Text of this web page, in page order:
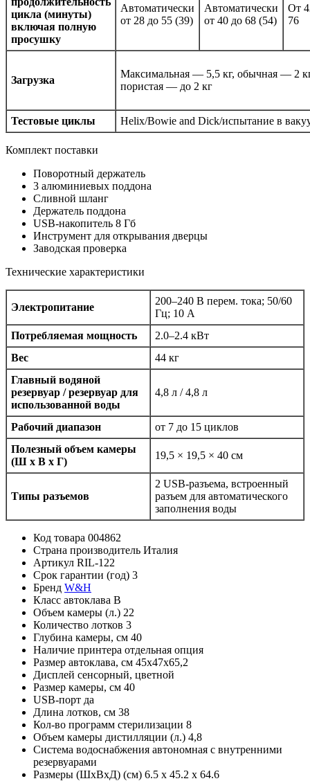
цикла (минуты)
включая полную
просушку
Автоматически
от 28 до 55 (39)
Автоматически
от 40 до 68 (54)
От
76
Загрузка
Максимальная — 5,5 кг, обычная — 2
пористая — до 2 кг
Тестовые циклы Helix/Bowie and Dick/испытание в
Комплект поставки
Поворотный держатель
3 алюминиевых поддона
Сливной шланг
Держатель поддона
USB-накопитель 8 Гб
Инструмент для открывания дверцы
Заводская проверка
Технические характеристики
Электропитание
200–240 В перем. тока; 50/60
Гц; 10 А
Потребляемая мощность
2.0–2.4 кВт
Вес
44 кг
Главный водяной
резервуар / резервуар для
использованной воды
4,8 л / 4,8 л
Рабочий диапазон
от 7 до 15 циклов
Полезный объем камеры
(Ш х В х Г)
19,5 × 19,5 × 40 см
Типы разъемов
2 USB-разъема, встроенный
разъем для автоматического
заполнения воды
Код товара 004862
Страна производитель Италия
Артикул RIL-122
Срок гарантии (год) 3
Бренд W&H
Класс автоклава B
Объем камеры (л.) 22
Количество лотков 3
Глубина камеры, см 40
Наличие принтера отдельная опция
Размер автоклава, см 45x47x65,2
Дисплей сенсорный, цветной
Размер камеры, см 40
USB-порт да
Длина лотков, см 38
Кол-во программ стерилизации 8
Объем камеры дистилляции (л.) 4,8
Система водоснабжения автономная с внутренними
резервуарами
Размеры (ШхВхД) (см) 6.5 х 45.2 х 64.6